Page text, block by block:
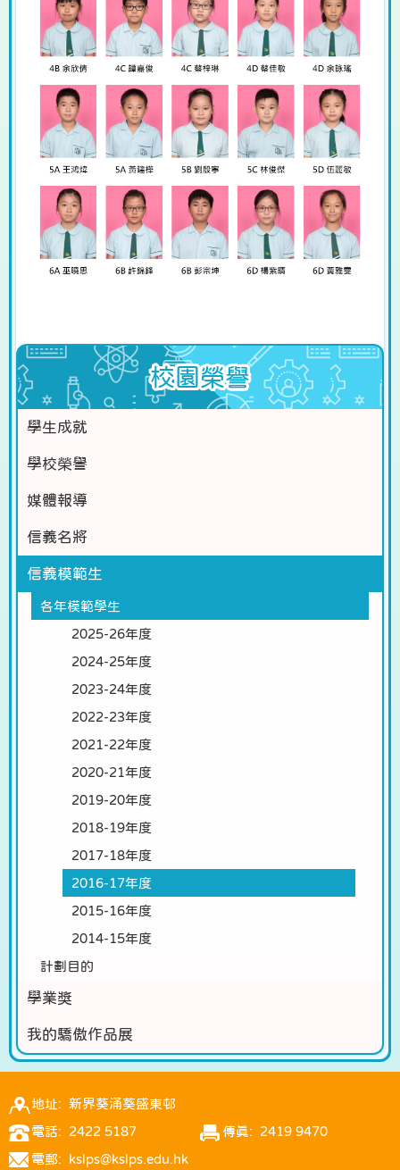
校園榮譽
學生成就
學校榮譽
媒體報導
信義名將
信義模範生
各年模範學生
2025-26年度
2024-25年度
2023-24年度
2022-23年度
2021-22年度
2020-21年度
2019-20年度
2018-19年度
2017-18年度
2016-17年度
2015-16年度
2014-15年度
計劃目的
學業獎
我的驕傲作品展
地址: 新界葵涌葵盛東邨
電話: 2422 5187 傳真: 2419 9470
電郵: kslps@kslps.edu.hk